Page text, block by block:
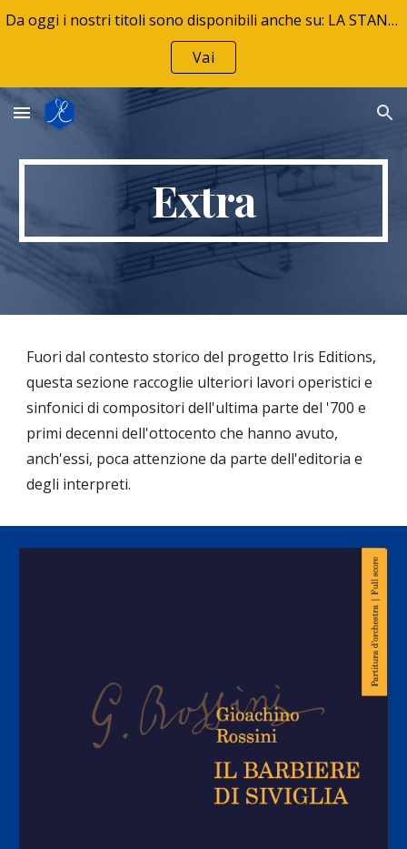
Skip to main content
Da oggi i nostri titoli sono disponibili anche su: LA STANZA DELLA MUSICA - La tua libreria musicale
Vai
Extra
Fuori dal contesto storico del progetto Iris Editions,
questa sezione raccoglie ulteriori lavori operistici e
sinfonici di compositori dell'ultima parte del '700 e
primi decenni dell'ottocento che hanno avuto,
anch'essi, poca attenzione da parte dell'editoria e
degli interpreti.